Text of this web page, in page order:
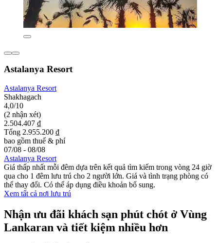
Astalanya Resort
Astalanya Resort
Shakhagach
4,0/10
(2 nhận xét)
2.504.407 ₫
Tổng 2.955.200 ₫
bao gồm thuế & phí
07/08 - 08/08
Astalanya Resort
Giá thấp nhất mỗi đêm dựa trên kết quả tìm kiếm trong vòng 24 giờ
qua cho 1 đêm lưu trú cho 2 người lớn. Giá và tình trạng phòng có
thể thay đổi. Có thể áp dụng điều khoản bổ sung.
Xem tất cả nơi lưu trú
Nhận ưu đãi khách sạn phút chót ở Vùng
Lankaran và tiết kiệm nhiều hơn